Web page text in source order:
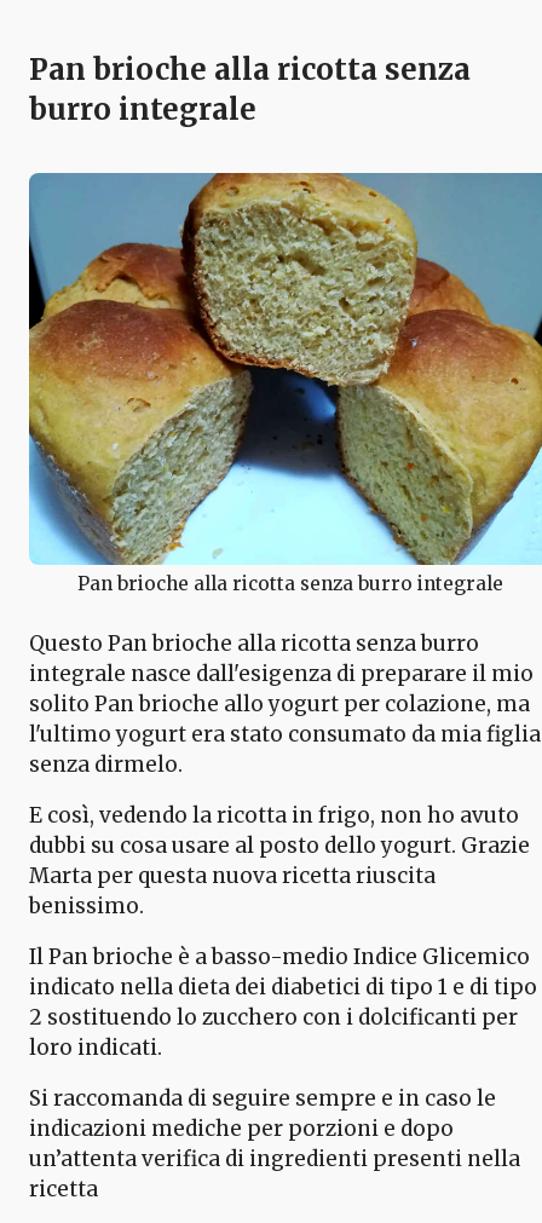
Pan brioche alla ricotta senza
burro integrale
Pan brioche alla ricotta senza burro integrale
Questo Pan brioche alla ricotta senza burro
integrale nasce dall'esigenza di preparare il mio
solito Pan brioche allo yogurt per colazione, ma
l'ultimo yogurt era stato consumato da mia figlia
senza dirmelo.
E così, vedendo la ricotta in frigo, non ho avuto
dubbi su cosa usare al posto dello yogurt. Grazie
Marta per questa nuova ricetta riuscita
benissimo.
Il Pan brioche è a basso-medio Indice Glicemico
indicato nella dieta dei diabetici di tipo 1 e di tipo
2 sostituendo lo zucchero con i dolcificanti per
loro indicati.
Si raccomanda di seguire sempre e in caso le
indicazioni mediche per porzioni e dopo
un’attenta verifica di ingredienti presenti nella
ricetta